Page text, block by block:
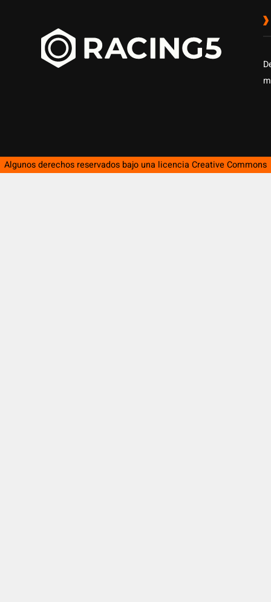
Algunos derechos reservados bajo una licencia Creative Commons